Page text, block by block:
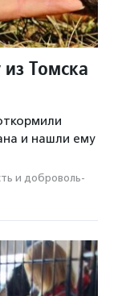
Томска
и нашли ему
и доброволь­